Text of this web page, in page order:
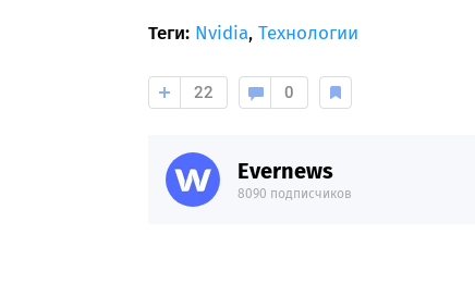
Теги: Nvidia, Технологии
22 0
Evernews
8090 подписчиков